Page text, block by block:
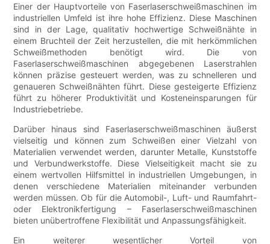
Einer der Hauptvorteile von Faserlaserschweißmaschinen im
industriellen Umfeld ist ihre hohe Effizienz. Diese Maschinen
sind in der Lage, qualitativ hochwertige Schweißnähte in
einem Bruchteil der Zeit herzustellen, die mit herkömmlichen
Schweißmethoden benötigt wird. Die von
Faserlaserschweißmaschinen abgegebenen Laserstrahlen
können präzise gesteuert werden, was zu schnelleren und
genaueren Schweißnähten führt. Diese gesteigerte Effizienz
führt zu höherer Produktivität und Kosteneinsparungen für
Industriebetriebe.
Darüber hinaus sind Faserlaserschweißmaschinen äußerst
vielseitig und können zum Schweißen einer Vielzahl von
Materialien verwendet werden, darunter Metalle, Kunststoffe
und Verbundwerkstoffe. Diese Vielseitigkeit macht sie zu
einem wertvollen Hilfsmittel in industriellen Umgebungen, in
denen verschiedene Materialien miteinander verbunden
werden müssen. Ob für die Automobil-, Luft- und Raumfahrt-
oder Elektronikfertigung – Faserlaserschweißmaschinen
bieten unübertroffene Flexibilität und Anpassungsfähigkeit.
Ein weiterer wesentlicher Vorteil von